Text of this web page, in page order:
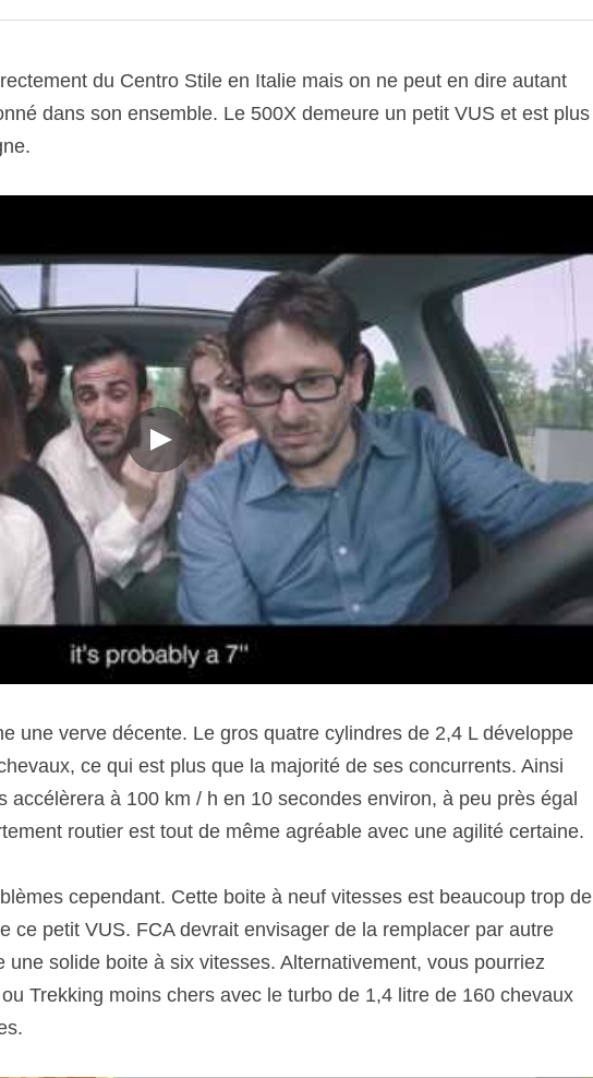
du Centro Stile en Italie mais on ne peut en dire autant
dans son ensemble. Le 500X demeure un petit VUS et est plus
une verve décente. Le gros quatre cylindres de 2,4 L développe
ce qui est plus que la majorité de ses concurrents. Ainsi
accélèrera à 100 km / h en 10 secondes environ, à peu près égal
routier est tout de même agréable avec une agilité certaine.
cependant. Cette boite à neuf vitesses est beaucoup trop de
ce petit VUS. FCA devrait envisager de la remplacer par autre
solide boite à six vitesses. Alternativement, vous pourriez
Trekking moins chers avec le turbo de 1,4 litre de 160 chevaux